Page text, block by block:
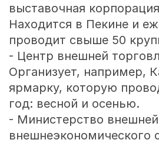
выставочная
Находится в Пекине и
проводит свыше 50
- Центр внешней
Организует, например,
ярмарку, которую
год: весной и осенью.
- Министерство
внешнеэкономического